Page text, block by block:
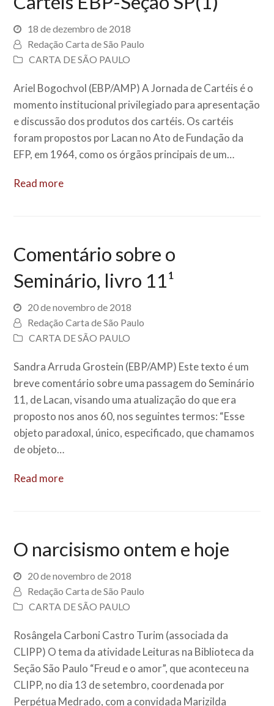
18 de dezembro de 2018
Redação Carta de São Paulo
CARTA DE SÃO PAULO
Ariel Bogochvol (EBP/AMP) A Jornada de Cartéis é o
momento institucional privilegiado para apresentação
e discussão dos produtos dos cartéis. Os cartéis
foram propostos por Lacan no Ato de Fundação da
EFP, em 1964, como os órgãos principais de um…
Read more
Comentário sobre o
Seminário, livro 11¹
20 de novembro de 2018
Redação Carta de São Paulo
CARTA DE SÃO PAULO
Sandra Arruda Grostein (EBP/AMP) Este texto é um
breve comentário sobre uma passagem do Seminário
11, de Lacan, visando uma atualização do que era
proposto nos anos 60, nos seguintes termos: “Esse
objeto paradoxal, único, especificado, que chamamos
de objeto…
Read more
O narcisismo ontem e hoje
20 de novembro de 2018
Redação Carta de São Paulo
CARTA DE SÃO PAULO
Rosângela Carboni Castro Turim (associada da
CLIPP) O tema da atividade Leituras na Biblioteca da
Seção São Paulo “Freud e o amor”, que aconteceu na
CLIPP, no dia 13 de setembro, coordenada por
Perpétua Medrado, com a convidada Marizilda